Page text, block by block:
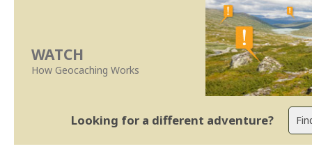
WATCH
How Geocaching Works
Looking for a different adventure?